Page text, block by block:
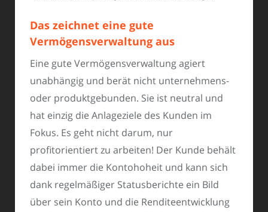
Das zeichnet eine gute
Vermögensverwaltung aus
Eine gute Vermögensverwaltung agiert
unabhängig und berät nicht unternehmens-
oder produktgebunden. Sie ist neutral und
hat einzig die Anlageziele des Kunden im
Fokus. Es geht nicht darum, nur
profitorientiert zu arbeiten! Der Kunde behält
dabei immer die Kontohoheit und kann sich
dank regelmäßiger Statusberichte ein Bild
über sein Konto und die Renditeentwicklung